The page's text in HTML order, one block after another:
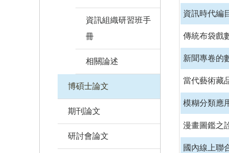
資訊時代編
傳統布袋戲
新聞專卷的
當代藝術藏
模糊分類應
漫畫圖鑑之
國內線上聯
資訊組織研習班手
冊
相關論述
博碩士論文
期刊論文
研討會論文